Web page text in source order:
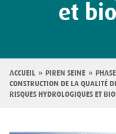
et
Fil
d'Ariane
ACCUEIL PIREN SEINE
CONSTRUCTION DE LA QUALITÉ
RISQUES HYDROLOGIQUES ET